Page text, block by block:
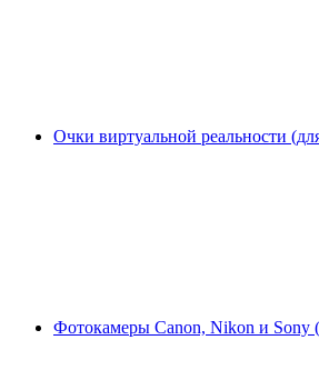
Очки виртуальной реальности
Фотокамеры Canon, Nikon и Sony